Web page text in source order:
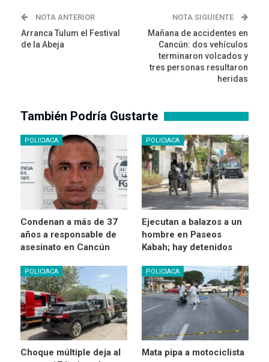
NOTA ANTERIOR
Arranca Tulum el Festival
de la Abeja
NOTA SIGUIENTE
Mañana de accidentes en
Cancún: dos vehículos
terminaron volcados y
tres personas resultaron
heridas
También Podría Gustarte
POLICIACA
Condenan a más de 37
años a responsable de
asesinato en Cancún
POLICIACA
Ejecutan a balazos a un
hombre en Paseos
Kabah; hay detenidos
POLICIACA
Choque múltiple deja al
POLICIACA
Mata pipa a motociclista